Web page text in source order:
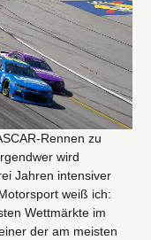
Rennen zu
wird
Jahren intensiver
weiß ich:
Wettmärkte im
der am meisten